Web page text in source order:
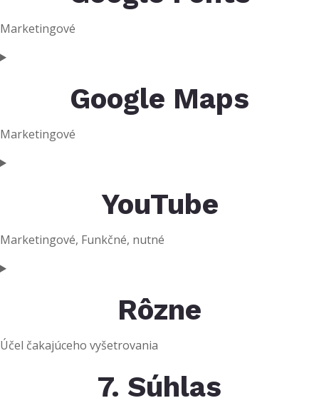
Marketingové
Google Maps
Marketingové
YouTube
Marketingové, Funkčné, nutné
Rôzne
Účel čakajúceho vyšetrovania
7. Súhlas